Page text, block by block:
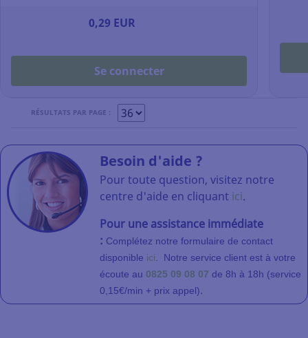
0,29 EUR
Se connecter
RÉSULTATS PAR PAGE :
Besoin d'aide ?
Pour toute question, visitez notre
centre d'aide en cliquant ici.
Pour une assistance immédiate
: Complétez notre formulaire de contact
disponible ici Notre service client est à votre
écoute au 0825 09 08 07 de 8h à 18h (service
0,15€/min + prix appel).